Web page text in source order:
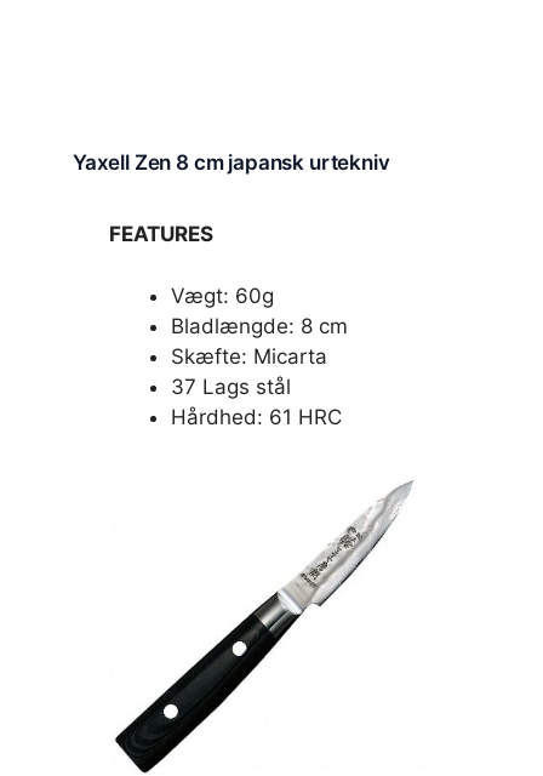
Yaxell Zen 8 cm japansk urtekniv
FEATURES
Vægt: 60g
Bladlængde: 8 cm
Skæfte: Micarta
37 Lags stål
Hårdhed: 61 HRC